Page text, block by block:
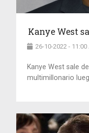
Kanye West
26-10-2022 - 11:00
Kanye West sale
multimillonario